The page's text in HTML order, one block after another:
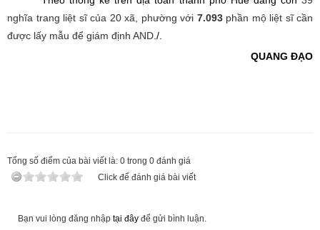
nghĩa trang liệt sĩ của 20 xã, phường với 7.093 phần mộ liệt sĩ cần
được lấy mẫu để giám định AND ./.
QUANG ĐẠO
Tổng số điểm của bài viết là: 0 trong 0 đánh giá
Click để đánh giá bài viết
Bạn vui lòng đăng nhập tại đây để gửi bình luận.